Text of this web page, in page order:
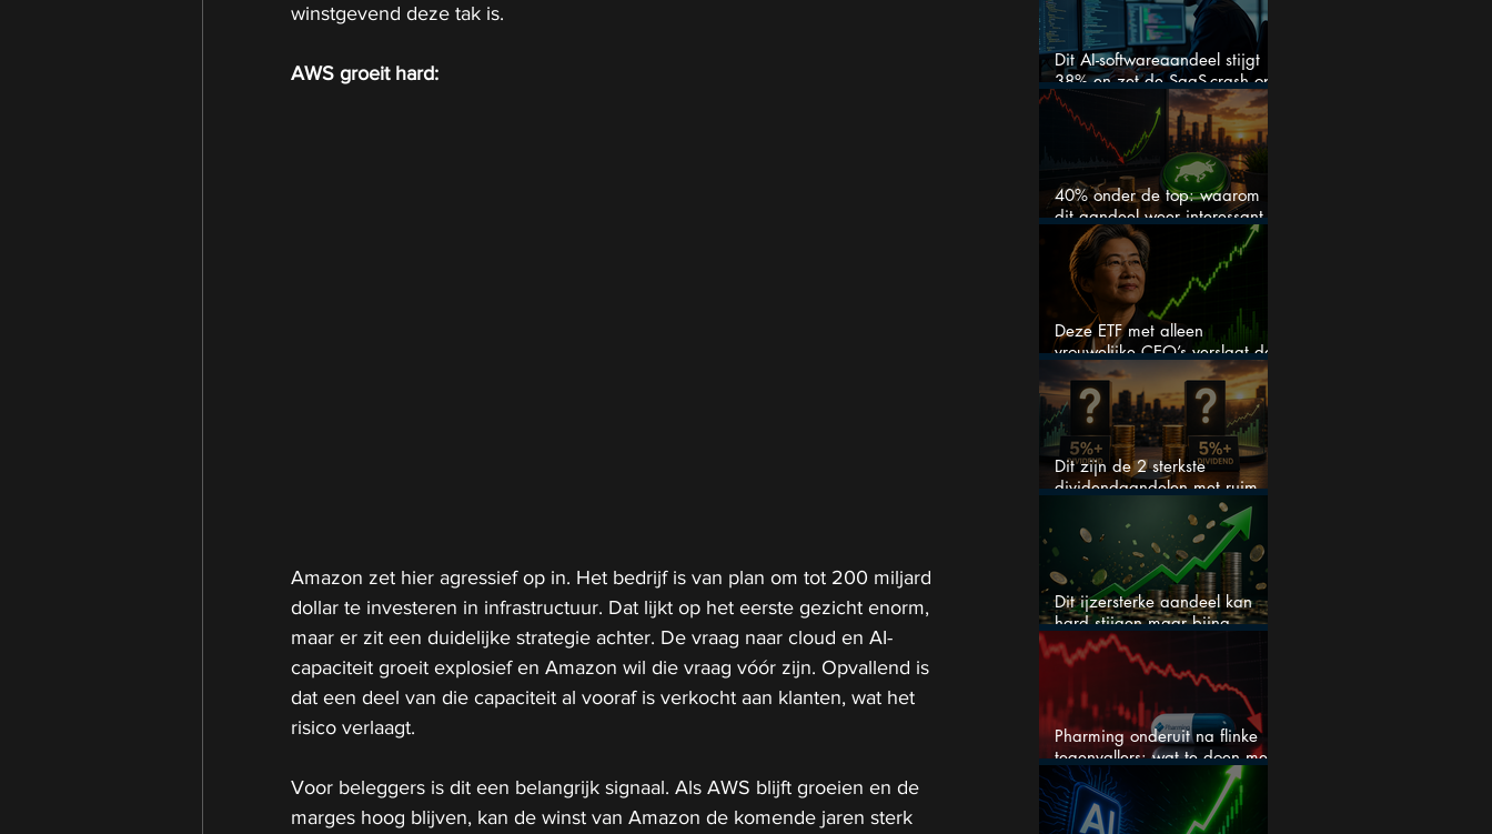
winstgevend deze tak is.
AWS groeit hard:
Amazon zet hier agressief op in. Het bedrijf is van plan om tot 200 miljard
dollar te investeren in infrastructuur. Dat lijkt op het eerste gezicht enorm,
maar er zit een duidelijke strategie achter. De vraag naar cloud en AI-
capaciteit groeit explosief en Amazon wil die vraag vóór zijn. Opvallend is
dat een deel van die capaciteit al vooraf is verkocht aan klanten, wat het
risico verlaagt.
Voor beleggers is dit een belangrijk signaal. Als AWS blijft groeien en de
marges hoog blijven, kan de winst van Amazon de komende jaren sterk
Dit AI-softwareaandeel stijgt
38% en zet de SaaS-crash op
zijn kop
40% onder de top: waarom
dit aandeel weer interessant
wordt
Deze ETF met alleen
vrouwelijke CEO’s verslaat de
S&P 500 keihard
Dit zijn de 2 sterkste
dividendaandelen met ruim
Dit ijzersterke aandeel kan
hard stijgen maar bijna
niemand kijkt
Pharming onderuit na flinke
tegenvallers: wat te doen met
het aandeel?